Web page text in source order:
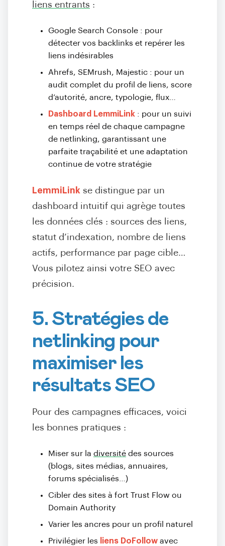
liens entrants :
Google Search Console : pour
détecter vos backlinks et repérer les
liens indésirables
Ahrefs, SEMrush, Majestic : pour un
audit complet du profil de liens, score
d’autorité, ancre, typologie, flux…
Dashboard LemmiLink : pour un suivi
en temps réel de chaque campagne
de netlinking, garantissant une
parfaite traçabilité et une adaptation
continue de votre stratégie
LemmiLink se distingue par un
dashboard intuitif qui agrège toutes
les données clés : sources des liens,
statut d’indexation, nombre de liens
actifs, performance par page cible…
Vous pilotez ainsi votre SEO avec
précision.
5. Stratégies de
netlinking pour
maximiser les
résultats SEO
Pour des campagnes efficaces, voici
les bonnes pratiques :
Miser sur la diversité des sources
(blogs, sites médias, annuaires,
forums spécialisés…)
Cibler des sites à fort Trust Flow ou
Domain Authority
Varier les ancres pour un profil naturel
Privilégier les liens DoFollow avec